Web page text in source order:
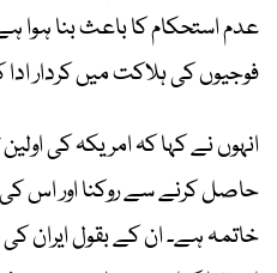
عدم استحکام کا باعث بنا ہوا
فوجیوں کی ہلاکت میں کردار ادا
انہوں نے کہا کہ امریکہ کی اولین
حاصل کرنے سے روکنا اور اس
خاتمہ ہے۔ ان کے بقول ایران